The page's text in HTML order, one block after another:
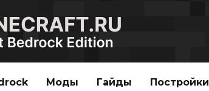
Моды Гайды Постройки